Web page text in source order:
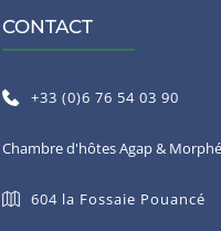
CONTACT
+33 (0)6 76 54 03 90
Chambre d'hôtes Agap &
604 la Fossaie Pouancé